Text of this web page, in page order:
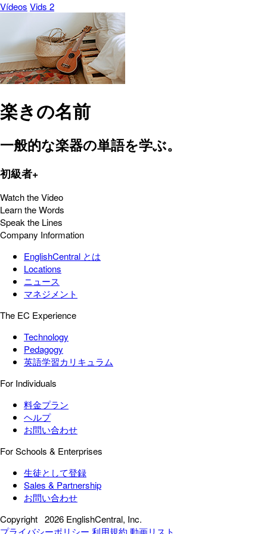
Vídeos Vids 2
楽きの名前
一般的な楽器の単語を学ぶ。
初級者+
Watch the Video
Learn the Words
Speak the Lines
Company Information
EnglishCentral とは
Locations
ニュース
マネジメント
The EC Experience
Technology
Pedagogy
英語学習カリキュラム
For Individuals
料金プラン
ヘルプ
お問い合わせ
For Schools & Enterprises
生徒として登録
Sales & Partnership
お問い合わせ
Copyright 2026 EnglishCentral, Inc.